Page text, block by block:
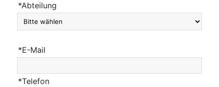
*Abteilung
*E-Mail
*Telefon